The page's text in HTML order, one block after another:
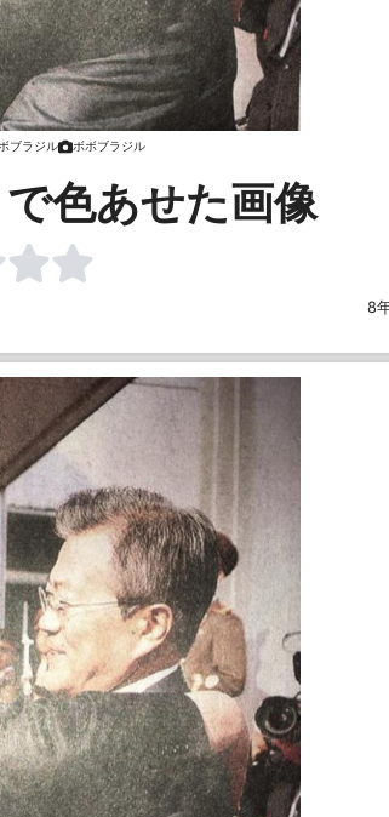
ブラジル ボボブラジル
色あせた画像
8